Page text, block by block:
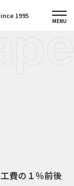
1995
費の１％前後